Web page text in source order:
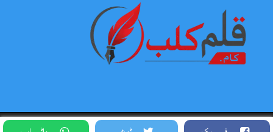
Copyright © 2026-2027, Qalam Club All Rights Reserved. Theme